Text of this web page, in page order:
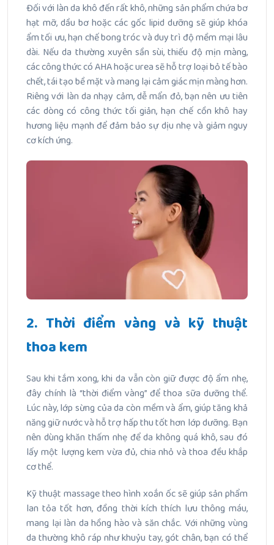
Đối với làn da khô đến rất khô, những sản phẩm chứa bơ
hạt mỡ, dầu bơ hoặc các gốc lipid dưỡng sẽ giúp khóa
ẩm tối ưu, hạn chế bong tróc và duy trì độ mềm mại lâu
dài. Nếu da thường xuyên sần sùi, thiếu độ mịn màng,
các công thức có AHA hoặc urea sẽ hỗ trợ loại bỏ tế bào
chết, tái tạo bề mặt và mang lại cảm giác mịn màng hơn.
Riêng với làn da nhạy cảm, dễ mẩn đỏ, bạn nên ưu tiên
các dòng có công thức tối giản, hạn chế cồn khô hay
hương liệu mạnh để đảm bảo sự dịu nhẹ và giảm nguy
cơ kích ứng.
2. Thời điểm vàng và kỹ thuật
thoa kem
Sau khi tắm xong, khi da vẫn còn giữ được độ ẩm nhẹ,
đây chính là “thời điểm vàng” để thoa sữa dưỡng thể.
Lúc này, lớp sừng của da còn mềm và ẩm, giúp tăng khả
năng giữ nước và hỗ trợ hấp thu tốt hơn lớp dưỡng. Bạn
nên dùng khăn thấm nhẹ để da không quá khô, sau đó
lấy một lượng kem vừa đủ, chia nhỏ và thoa đều khắp
cơ thể.
Kỹ thuật massage theo hình xoắn ốc sẽ giúp sản phẩm
lan tỏa tốt hơn, đồng thời kích thích lưu thông máu,
mang lại làn da hồng hào và săn chắc. Với những vùng
da thường khô ráp như khuỷu tay, gót chân, bạn có thể